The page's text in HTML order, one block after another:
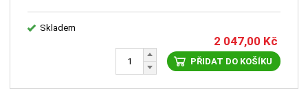
Skladem
2 047,00 Kč
PŘIDAT DO KOŠÍKU